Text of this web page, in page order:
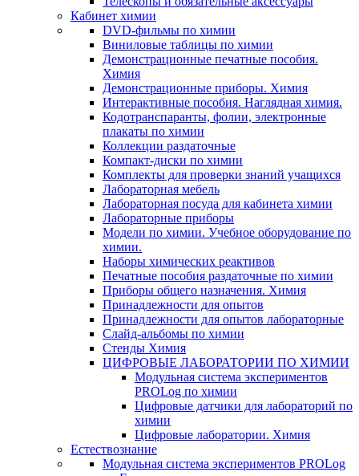
Кабинет химии
DVD-фильмы по химии
Виниловые таблицы по химии
Демонстрационные печатные пособия.
Химия
Демонстрационные приборы. Химия
Интерактивные пособия. Наглядная химия.
Кодотранспаранты, фолии, электронные
плакаты по химии
Коллекции раздаточные
Компакт-диски по химии
Комплекты для проверки знаний учащихся
Лабораторная мебель
Лабораторная посуда для кабинета химии
Лабораторные приборы
Модели по химии. Учебное оборудование по
химии.
Наборы химических реактивов
Печатные пособия раздаточные по химии
Приборы общего назначения. Химия
Принадлежности для опытов
Принадлежности для опытов лабораторные
Слайд-альбомы по химии
Стенды Химия
ЦИФРОВЫЕ ЛАБОРАТОРИИ ПО ХИМИИ
Модульная система экспериментов
PROLog по химии
Цифровые датчики для лабораторий по
химии
Цифровые лаборатории. Химия
Естествознание
Модульная система экспериментов PROLog